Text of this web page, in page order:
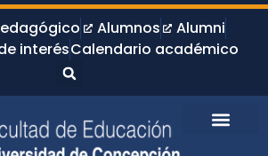
Alumnos
Alumni
interésCalendario académico